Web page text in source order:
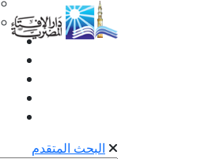
البحث المتقدم